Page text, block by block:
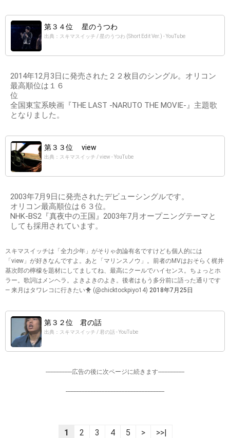
第３４位 星のうつわ
出典：スキマスイッチ / 星のうつわ (Short Edit Ver.) - YouTube
2014年12月3日に発売された２２枚目のシングル。オリコン
最高順位は１６
位
全国東宝系映画『THE LAST -NARUTO THE MOVIE-』主題歌
となりました。
第３３位 view
出典：スキマスイッチ / view - YouTube
2003年7月9日に発売されたデビューシングルです。
オリコン最高順位は６３位。
NHK-BS2『真夜中の王国』2003年7月オープニングテーマと
しても採用されています。
スキマスイッチは「全力少年」がそりゃ勿論有名ですけども個人的には
「view」が好きなんですよ。あと「マリンスノウ」。前者のMVはおそらく梶井
基次郎の檸檬を題材にしてましてね、最高にクールでハイセンス。ちょっとホ
ラー。歌詞はメンヘラ。よきよきのよき。後者はもう多分前に語った通りです
— 来月はタワレコに行きたい🐥 (@chicktockpiyo14) 2018年7月25日
第３２位 君の話
出典：スキマスイッチ / 君の話 - YouTube
-----------------広告の後に次ページに続きます-----------------
----------------------------------------------------------------
1 2 3 4 5 > >>|